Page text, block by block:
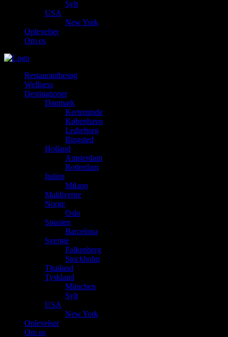
Sylt
USA
New York
Oplevelser
Om os
Restaurantbesøg
Wellness
Destinationer
Danmark
Kerteminde
København
Ledreborg
Ringsted
Holland
Amsterdam
Rotterdam
Italien
Milano
Maldiverne
Norge
Oslo
Spanien
Barcelona
Sverige
Falkenberg
Stockholm
Thailand
Tyskland
München
Sylt
USA
New York
Oplevelser
Om os